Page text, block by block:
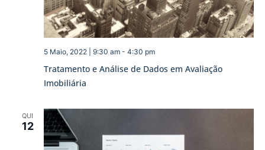
Tratamento e Análise de Dados em Avaliação
Imobiliária
5 Maio, 2022 | 9:30 am- 4:30 pm
QUI
12